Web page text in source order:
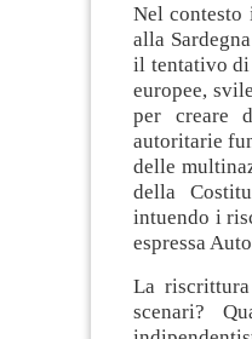
Nel
alla
il tentativo di
europee,
per creare
autoritarie
delle
della
intuendo i
espressa
La
scenari?